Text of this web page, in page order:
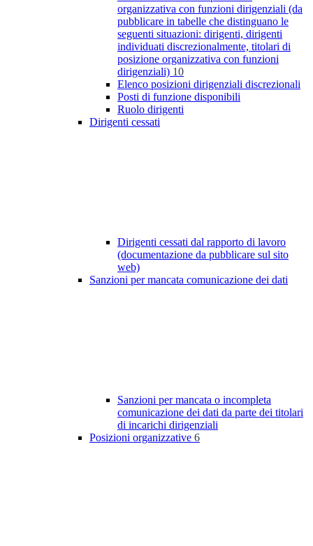
organizzativa con funzioni dirigenziali (da
pubblicare in tabelle che distinguano le
seguenti situazioni: dirigenti, dirigenti
individuati discrezionalmente, titolari di
posizione organizzativa con funzioni
dirigenziali) 10
Elenco posizioni dirigenziali discrezionali
Posti di funzione disponibili
Ruolo dirigenti
Dirigenti cessati
Dirigenti cessati dal rapporto di lavoro
(documentazione da pubblicare sul sito
web)
Sanzioni per mancata comunicazione dei dati
Sanzioni per mancata o incompleta
comunicazione dei dati da parte dei titolari
di incarichi dirigenziali
Posizioni organizzative 6